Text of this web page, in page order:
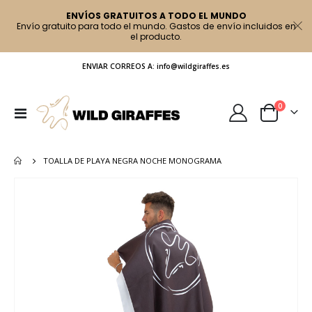
ENVÍOS GRATUITOS A TODO EL MUNDO
Envío gratuito para todo el mundo. Gastos de envío incluidos en
el producto.
ENVIAR CORREOS A: info@wildgiraffes.es
Toggle
Nav
Cart
0artículos
TOALLA DE PLAYA NEGRA NOCHE MONOGRAMA